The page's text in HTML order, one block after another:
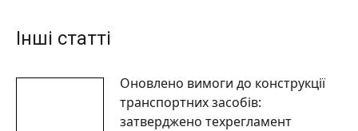
Інші статті
Оновлено вимоги до конструкції
транспортних засобів:
затверджено техрегламент